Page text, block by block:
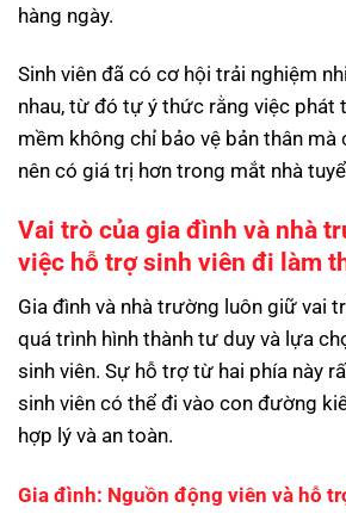
hàng ngày.
Sinh viên đã có cơ hội trải nghiệm
nhau, từ đó tự ý thức rằng việc phát
mềm không chỉ bảo vệ bản thân mà
nên có giá trị hơn trong mắt nhà
Vai trò của gia đình và nhà
việc hỗ trợ sinh viên đi làm
Gia đình và nhà trường luôn giữ vai
quá trình hình thành tư duy và lựa
sinh viên. Sự hỗ trợ từ hai phía này
sinh viên có thể đi vào con đường
hợp lý và an toàn.
Gia đình: Nguồn động viên và hỗ